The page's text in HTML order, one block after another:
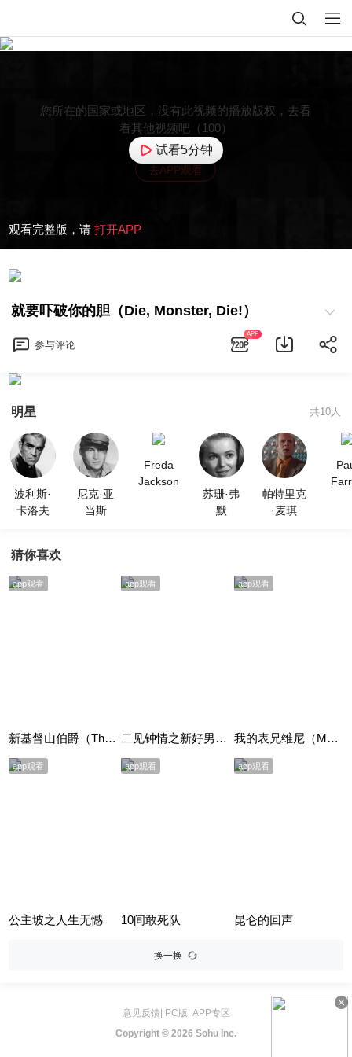
您所在的国家或地区，没有此视频的播放版权，去看
看其他视频吧（100）
去APP观看
试看5分钟
观看完整版，请 打开APP
就要吓破你的胆（Die, Monster, Die!）
参与评论
APP
明星 共10人
波利斯·
卡洛夫
尼克·亚
当斯
Freda
Jackson
苏珊·弗
默
帕特里克
·麦琪
猜你喜欢
app观看
新基督山伯爵（The Count of Monte Cristo）
app观看
二见钟情之新好男人（Mr. Wrong）
app观看
我的表兄维尼（My Cousin Vinny）
app观看
公主坡之人生无憾
app观看
10间敢死队
app观看
昆仑的回声
换一换
意见反馈 PC版 APP专区
Copyright © 2026 Sohu Inc.